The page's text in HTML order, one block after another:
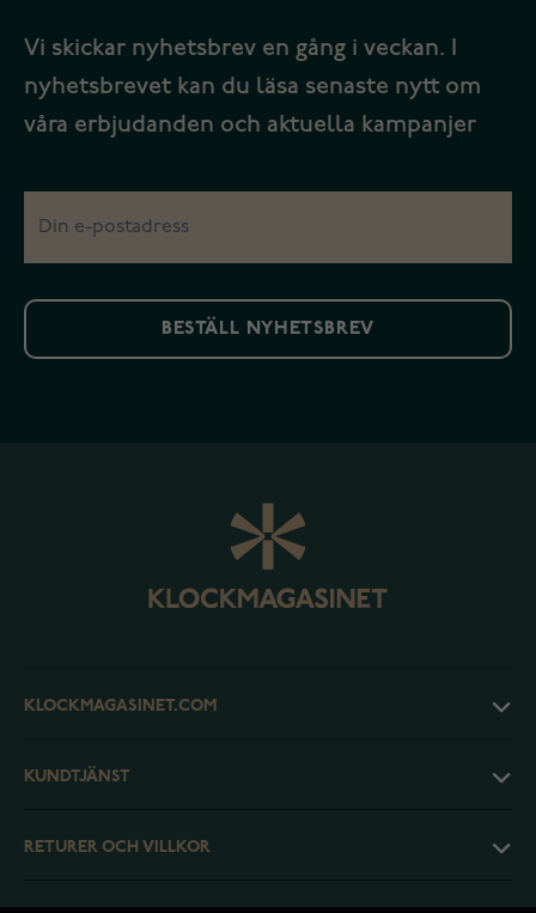
Vi skickar nyhetsbrev en gång i veckan. I
nyhetsbrevet kan du läsa senaste nytt om
våra erbjudanden och aktuella kampanjer
BESTÄLL NYHETSBREV
KLOCKMAGASINET.COM
KUNDTJÄNST
RETURER OCH VILLKOR